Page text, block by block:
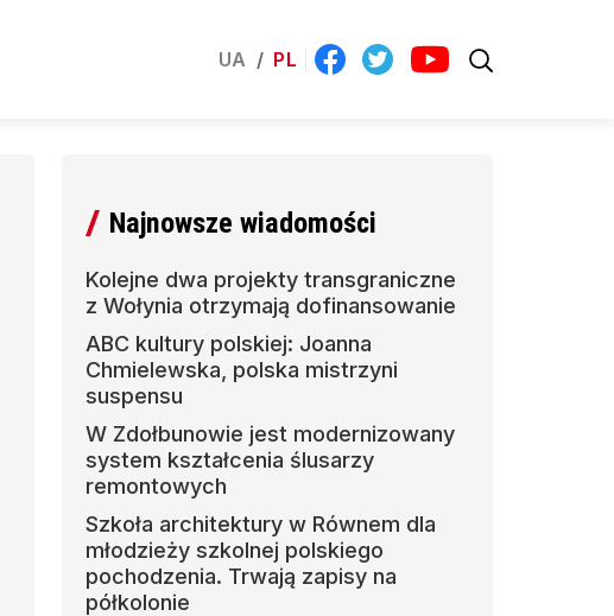
UA / PL
Najnowsze wiadomości
Kolejne dwa projekty transgraniczne
z Wołynia otrzymają dofinansowanie
ABC kultury polskiej: Joanna
Chmielewska, polska mistrzyni
suspensu
W Zdołbunowie jest modernizowany
system kształcenia ślusarzy
remontowych
Szkoła architektury w Równem dla
młodzieży szkolnej polskiego
pochodzenia. Trwają zapisy na
półkolonie